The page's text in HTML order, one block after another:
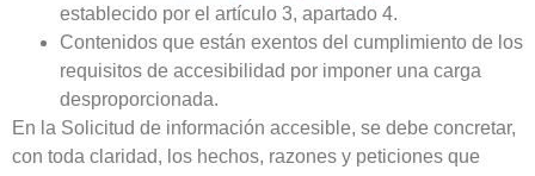
establecido por el artículo 3, apartado 4.
Contenidos que están exentos del cumplimiento de los
requisitos de accesibilidad por imponer una carga
desproporcionada.
En la Solicitud de información accesible, se debe concretar,
con toda claridad, los hechos, razones y peticiones que